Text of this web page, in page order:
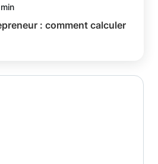
: comment calculer